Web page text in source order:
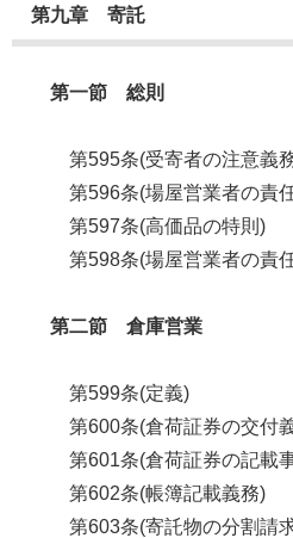
第九章 寄託
第一節 総則
第595条(受寄者の注意義
第596条(場屋営業者の責
第597条(高価品の特則)
第598条(場屋営業者の責
第二節 倉庫営業
第599条(定義)
第600条(倉荷証券の交付
第601条(倉荷証券の記載
第602条(帳簿記載義務)
第603条(寄託物の分割請